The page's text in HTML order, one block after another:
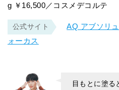
g ￥16,500／コスメデコルテ
公式サイト
AQ アブソリ
ォーカス
目もとに塗る